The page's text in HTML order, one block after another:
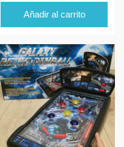
Añadir al carrito